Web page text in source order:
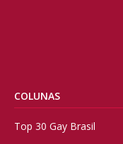
COLUNAS
Top 30 Gay Brasil